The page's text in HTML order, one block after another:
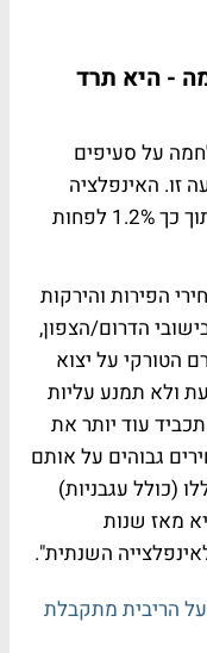
- היא תרד
על סעיפים
זו. האינפלציה
השנתית בישראל עומדת על 3.6%. מתוך כך 1.2% לפחות
הפירות והירקות
הדרום/הצפון,
הטורקי על יצוא
ולא תמנע עליות
עוד יותר את
גבוהים על אותם
(כולל עגבניות)
שיא מאז שנות
הריבית מתקבלת